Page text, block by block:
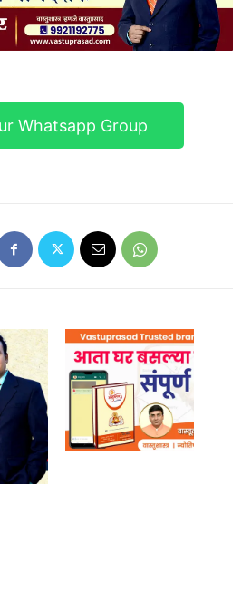
Whatsapp Group